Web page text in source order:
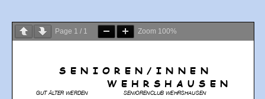
Page 1 / 1 Zoom 100%